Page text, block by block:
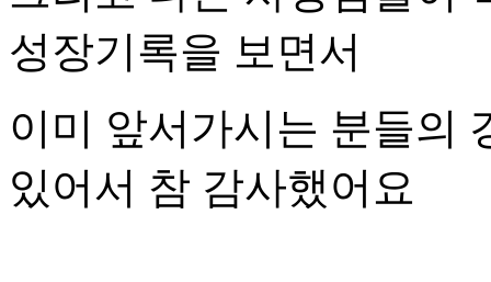
성장기록을 보면서
이미 앞서가시는 분들의
있어서 참 감사했어요